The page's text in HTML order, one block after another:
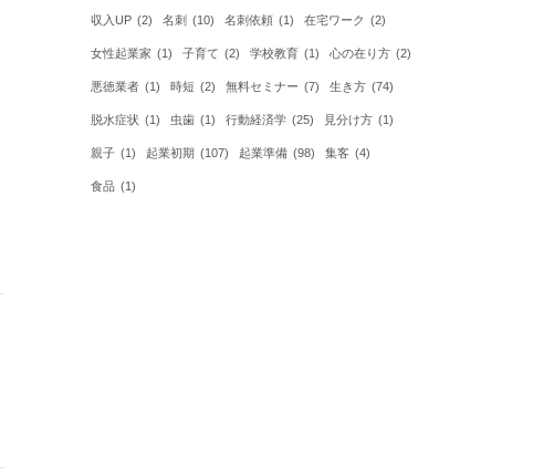
収入UP (2) 名刺 (10) 名刺依頼 (1) 在宅ワーク (2)
女性起業家 (1) 子育て (2) 学校教育 (1) 心の在り方 (2)
悪徳業者 (1) 時短 (2) 無料セミナー (7) 生き方 (74)
脱水症状 (1) 虫歯 (1) 行動経済学 (25) 見分け方 (1)
親子 (1) 起業初期 (107) 起業準備 (98) 集客 (4)
食品 (1)